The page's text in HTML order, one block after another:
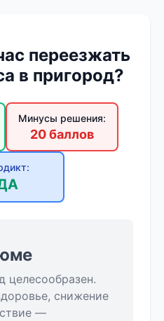
переезжать
в пригород?
Минусы решения:
20 баллов
целесообразен.
снижение
—